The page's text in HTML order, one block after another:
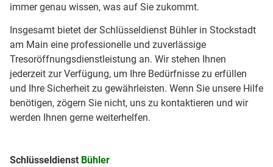
immer genau wissen, was auf Sie zukommt.
Insgesamt bietet der Schlüsseldienst Bühler in Stockstadt
am Main eine professionelle und zuverlässige
Tresoröffnungsdienstleistung an. Wir stehen Ihnen
jederzeit zur Verfügung, um Ihre Bedürfnisse zu erfüllen
und Ihre Sicherheit zu gewährleisten. Wenn Sie unsere Hilfe
benötigen, zögern Sie nicht, uns zu kontaktieren und wir
werden Ihnen gerne weiterhelfen.
Schlüsseldienst Bühler